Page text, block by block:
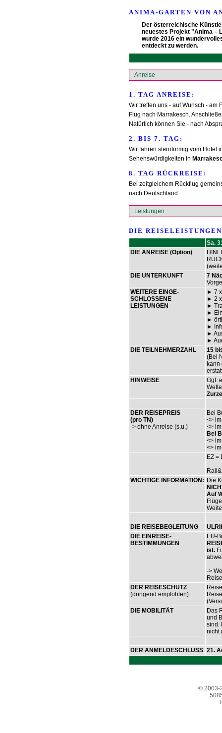
ANIMA-GARTEN VON
Der österreichische
neuestes Projekt "Anima –
wurde 2016 ein
entdeckt zu werden.
Anreise
1. TAG ANREISE:
Wir treffen uns - auf Wunsch - am
Flug nach Marrakesch.
Natürlich können Sie - nach
2. BIS 7. TAG:
Wir fahren sternförmig vom Hotel
Sehenswürdigkeiten in
8. TAG RÜCKREISE:
Bei zeitgleichem Rückflug
nach Deutschland.
Leistungen
DIE
Sa.
DIE ANREISE (Option)
DIE UNTERKUNFT
7
WEITERE EINGE-
SCHLOSSENE
LEISTUNGEN
► 7
► 2
►
►
►
►
►
►
DIE TEILNEHMERZAHL
15
(Bei
kann
HINWEISE
Ggf.
DER REISEPREIS
(pro TN)
-> ohne Anreise (s.u.)
Bei
<>
<>
Bei
<>
<>
EZ =
WICHTIGE INFORMATION: Die
Auf
DIE REISEBEGLEITUNG
DIE EINREISE-
BESTIMMUNGEN
EU-
ist.
->
DER REISESCHUTZ
(dringend empfohlen)
DIE MOBILITÄT
Das
und
sind.
nicht
DER ANMELDESCHLUSS 21.
© 2003-